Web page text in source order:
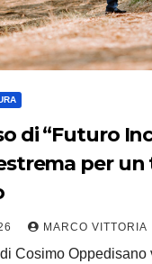
di “Futuro
per un
MARCO VITTORIA
di Cosimo Oppedisano